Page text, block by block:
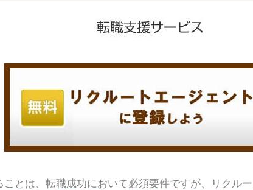
とは、転職成功において必須要件ですが、リクル